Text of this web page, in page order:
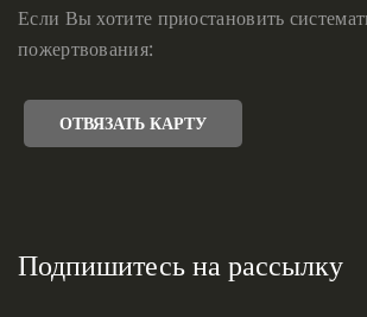
Если Вы хотите приостановить
пожертвования:
ОТВЯЗАТЬ КАРТУ
Подпишитесь на рассылку